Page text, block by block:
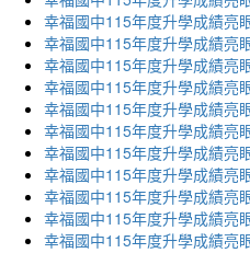
幸福國中115年度升學成績亮
幸福國中115年度升學成績亮
幸福國中115年度升學成績亮
幸福國中115年度升學成績亮
幸福國中115年度升學成績亮
幸福國中115年度升學成績亮
幸福國中115年度升學成績亮
幸福國中115年度升學成績亮
幸福國中115年度升學成績亮
幸福國中115年度升學成績亮
幸福國中115年度升學成績亮